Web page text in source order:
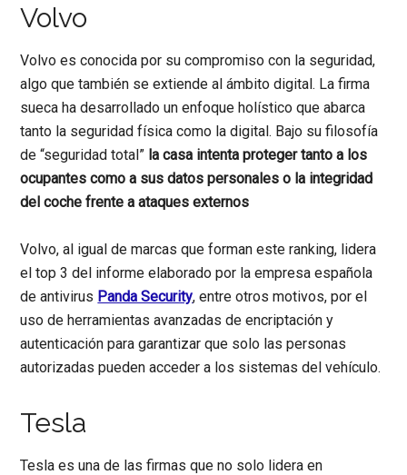
Volvo
Volvo es conocida por su compromiso con la seguridad,
algo que también se extiende al ámbito digital. La firma
sueca ha desarrollado un enfoque holístico que abarca
tanto la seguridad física como la digital. Bajo su filosofía
de “seguridad total” la casa intenta proteger tanto a los
ocupantes como a sus datos personales o la integridad
del coche frente a ataques externos
Volvo, al igual de marcas que forman este ranking, lidera
el top 3 del informe elaborado por la empresa española
de antivirus Panda Security, entre otros motivos, por el
uso de herramientas avanzadas de encriptación y
autenticación para garantizar que solo las personas
autorizadas pueden acceder a los sistemas del vehículo.
Tesla
Tesla es una de las firmas que no solo lidera en